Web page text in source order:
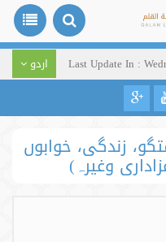
Last Update In : اردو
زندگی، خوابوں
وغیرہ)